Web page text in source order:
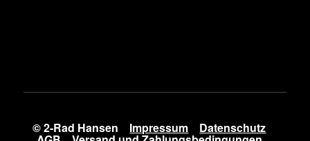
© 2-Rad Hansen Impressum Datenschutz